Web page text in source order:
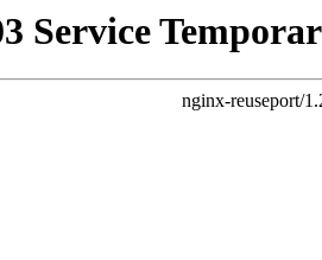
Service
nginx-reuseport/